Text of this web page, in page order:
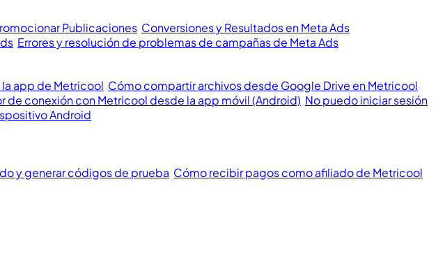
Publicaciones Conversiones y Resultados en Meta Ads
Errores y resolución de problemas de campañas de Meta Ads
app de Metricool Cómo compartir archivos desde Google Drive en Metricool
de conexión con Metricool desde la app móvil (Android) No puedo iniciar sesión
Android
y generar códigos de prueba Cómo recibir pagos como afiliado de Metricool